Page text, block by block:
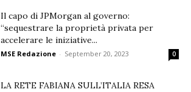
Il capo di JPMorgan al governo:
“sequestrare la proprietà privata per
accelerare le iniziative...
MSE Redazione - September 20, 2023 0
LA RETE FABIANA SULL’ITALIA RESA